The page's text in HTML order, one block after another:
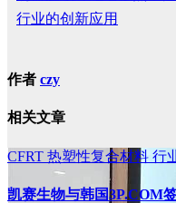
行业的创新应用
作者 czy
相关文章
CFRT 热塑性复合材料 行
凯赛生物与韩国3P.COM